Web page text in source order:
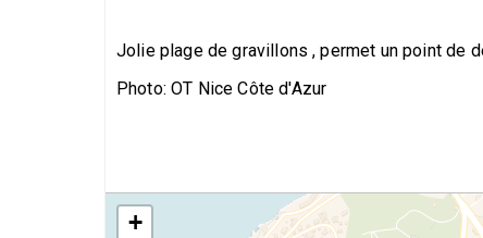
Jolie plage de gravillons , permet un point de
Photo: OT Nice Côte d'Azur
+